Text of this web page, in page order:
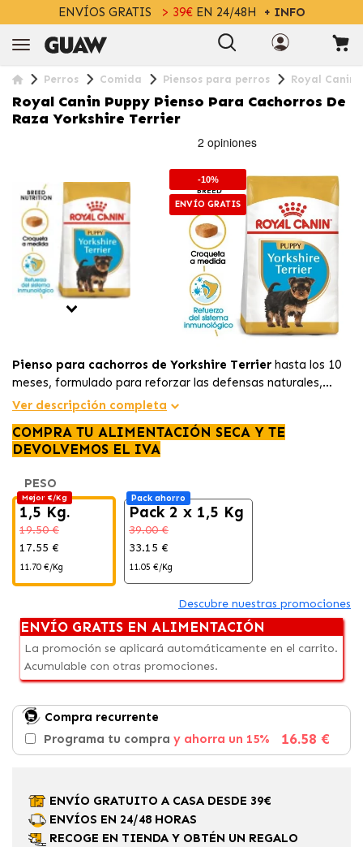
ENVÍOS GRATIS > 39€EN 24/48H + INFO
Perros Comida Piensos para perros Royal Canin
Royal Canin Puppy Pienso Para Cachorros De
Raza Yorkshire Terrier
-10%
ENVÍO GRATIS
Pienso para cachorros de Yorkshire Terrier hasta los 10
meses, formulado para reforzar las defensas naturales,
favorecer la salud digestiva y mantener un
crecimiento.
Ver descripción completa
COMPRA TU ALIMENTACIÓN SECA Y TE
DEVOLVEMOS EL IVA
PESO
Mejor €/Kg
1,5 Kg.
19.50 €
17.55 €
11.70 €/Kg
Pack ahorro
Pack 2 x 1,5 Kg
39.00 €
33.15 €
11.05 €/Kg
Descubre nuestras promociones
ENVÍO GRATIS EN ALIMENTACIÓN
La promoción se aplicará automáticamente en el carrito.
Acumulable con otras promociones.
Compra recurrente
Programa tu compra y ahorra un 15% 16.58 €
ENVÍO GRATUITO A CASA DESDE 39€
ENVÍOS EN 24/48 HORAS
RECOGE EN TIENDA Y OBTÉN UN REGALO